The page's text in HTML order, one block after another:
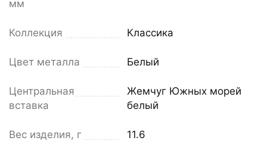
мм
Коллекция Классика
Цвет металла Белый
Центральная
вставка
Жемчуг Южных морей
белый
Вес изделия, г 11.6